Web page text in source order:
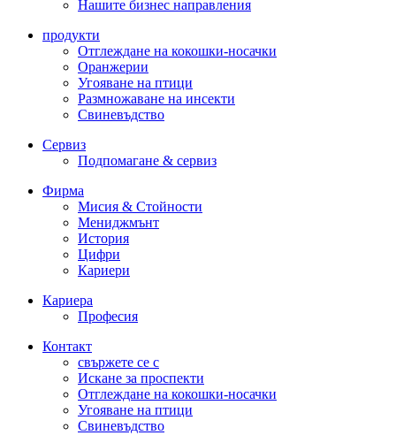
Нашите бизнес направления
продукти
Отглеждане на кокошки-носачки
Оранжерии
Угояване на птици
Размножаване на инсекти
Свиневъдство
Сервиз
Подпомагане & сервиз
Фирма
Мисия & Стойности
Мениджмънт
История
Цифри
Кариери
Кариера
Професия
Контакт
свържете се с
Искане за проспекти
Отглеждане на кокошки-носачки
Угояване на птици
Свиневъдство